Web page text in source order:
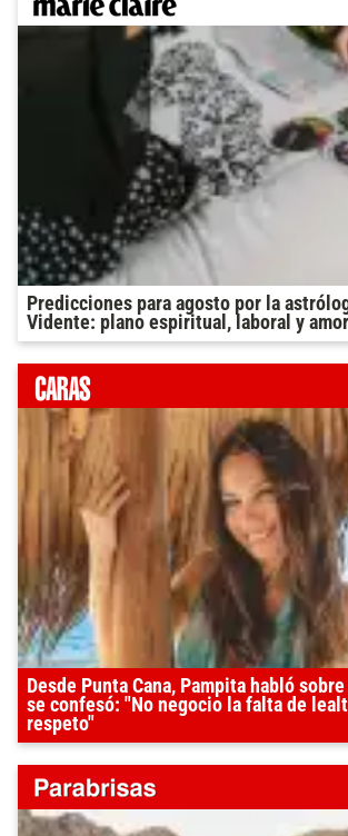
Predicciones para agosto por la
Vidente: plano espiritual, laboral y
Desde Punta Cana, Pampita habló
se confesó: "No negocio la falta de
respeto"